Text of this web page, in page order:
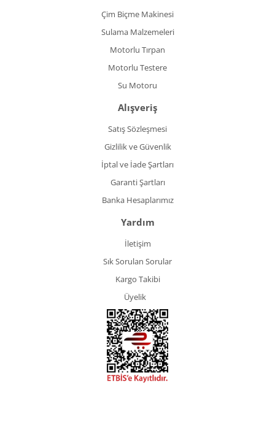
Çim Biçme Makinesi
Sulama Malzemeleri
Motorlu Tırpan
Motorlu Testere
Su Motoru
Alışveriş
Satış Sözleşmesi
Gizlilik ve Güvenlik
İptal ve İade Şartları
Garanti Şartları
Banka Hesaplarımız
Yardım
İletişim
Sık Sorulan Sorular
Kargo Takibi
Üyelik